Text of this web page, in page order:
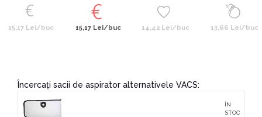
15,17 Lei/buc 15,17 Lei/buc 14,42 Lei/buc 13,66 Lei/buc
Încercați sacii de aspirator alternativele VACS:
ÎN
STOC